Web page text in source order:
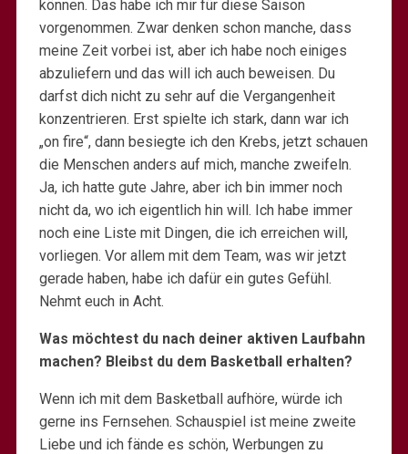
können. Das habe ich mir für diese Saison
vorgenommen. Zwar denken schon manche, dass
meine Zeit vorbei ist, aber ich habe noch einiges
abzuliefern und das will ich auch beweisen. Du
darfst dich nicht zu sehr auf die Vergangenheit
konzentrieren. Erst spielte ich stark, dann war ich
„on fire“, dann besiegte ich den Krebs, jetzt schauen
die Menschen anders auf mich, manche zweifeln.
Ja, ich hatte gute Jahre, aber ich bin immer noch
nicht da, wo ich eigentlich hin will. Ich habe immer
noch eine Liste mit Dingen, die ich erreichen will,
vorliegen. Vor allem mit dem Team, was wir jetzt
gerade haben, habe ich dafür ein gutes Gefühl.
Nehmt euch in Acht.
Was möchtest du nach deiner aktiven Laufbahn
machen? Bleibst du dem Basketball erhalten?
Wenn ich mit dem Basketball aufhöre, würde ich
gerne ins Fernsehen. Schauspiel ist meine zweite
Liebe und ich fände es schön, Werbungen zu